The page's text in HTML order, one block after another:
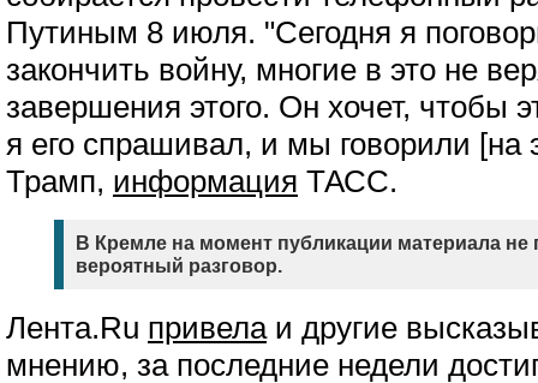
Путиным 8 июля. "Сегодня я
закончить войну, многие в это не
завершения этого. Он хочет, чтобы
я его спрашивал, и мы говорили
Трамп, информация ТАСС.
В Кремле на момент публикации материала не
вероятный разговор.
Лента.Ru привелаи другие
мнению, за последние недели